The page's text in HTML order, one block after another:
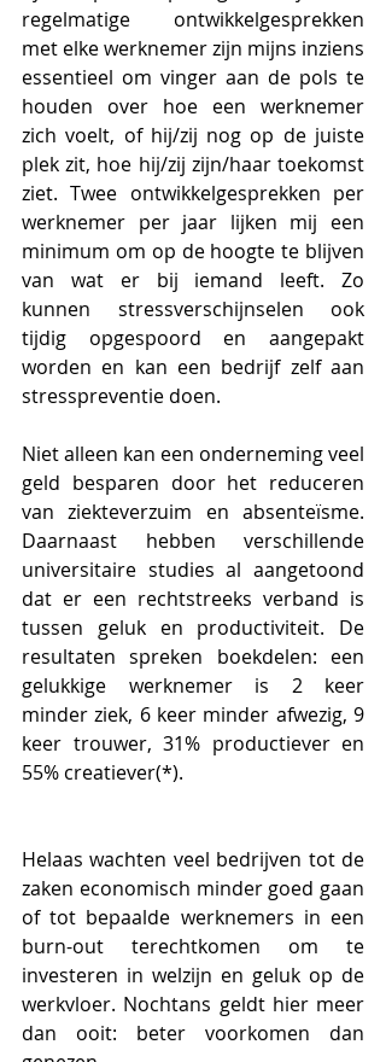
regelmatige ontwikkelgesprekken
met elke werknemer zijn mijns inziens
essentieel om vinger aan de pols te
houden over hoe een werknemer
zich voelt, of hij/zij nog op de juiste
plek zit, hoe hij/zij zijn/haar toekomst
ziet. Twee ontwikkelgesprekken per
werknemer per jaar lijken mij een
minimum om op de hoogte te blijven
van wat er bij iemand leeft. Zo
kunnen stressverschijnselen ook
tijdig opgespoord en aangepakt
worden en kan een bedrijf zelf aan
stresspreventie doen.
Niet alleen kan een onderneming veel
geld besparen door het reduceren
van ziekteverzuim en absenteïsme.
Daarnaast hebben verschillende
universitaire studies al aangetoond
dat er een rechtstreeks verband is
tussen geluk en productiviteit. De
resultaten spreken boekdelen: een
gelukkige werknemer is 2 keer
minder ziek, 6 keer minder afwezig, 9
keer trouwer, 31% productiever en
55% creatiever(*).
Helaas wachten veel bedrijven tot de
zaken economisch minder goed gaan
of tot bepaalde werknemers in een
burn-out terechtkomen om te
investeren in welzijn en geluk op de
werkvloer. Nochtans geldt hier meer
dan ooit: beter voorkomen dan